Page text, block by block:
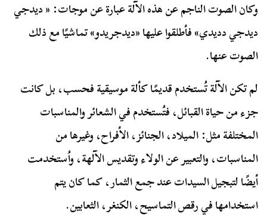
وكان الصوت الناجم عن هذه الآلة عبارة عن موجات: « ديدجي
ديدجي دديدي» فأطلقوا عليها «ديدجريدو» تماشيًا مع ذلك
الصوت عنها.
لم تكن الآلة تُستخدم قديمًا كألة موسيقية فحسب، بل كانت
جزء من حياة القبائل، فتُستخدم في الشعائر والمناسبات
المختلفة مثل: الميلاد، الجنائز، الأفراح، وغيرها من
المناسبات، والتعبير عن الولاء وتقديس الآلهة، واُستخدمت
أيضًا لتبجيل السيدات عند جمع الثمار، كما كان يتم
استخدامها في رقص التماسيح، الكنغر، الثعابين.